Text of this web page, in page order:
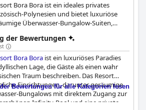
Bora Bora ist ein ideales privates
Polynesien und bietet luxuriöse
Überwasser-Bungalow-Suiten,
verfügt über eine Reihe von
ein Spa, 24-Stunden-Restaurants,
familienfreundliche Aktivitäten,
und vieles mehr. Die Gäste können
wie Schnorchel- und Tauchexpeditionen
Wellness-Erlebnis teilnehmen, das von
Experten geleitet wird. Das Resort
Schnorchelsafaris,
der Bewertungen
Bora Bora ist ein luxuriöses Paradies
Lage, die Gäste als einen wahr
Traum beschreiben. Das Resort
Einrichtungen, darunter geräumige
Bungalows mit direktem Zugang zur
Infinity-Pool und eine private
Bewertungen für alle Kategorien lesen